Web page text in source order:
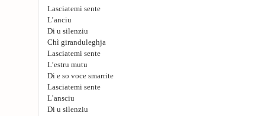
Lasciatemi sente
L’anciu
Di u silenziu
Chì giranduleghja
Lasciatemi sente
L’estru mutu
Di e so voce smarrite
Lasciatemi sente
L’ansciu
Di u silenziu